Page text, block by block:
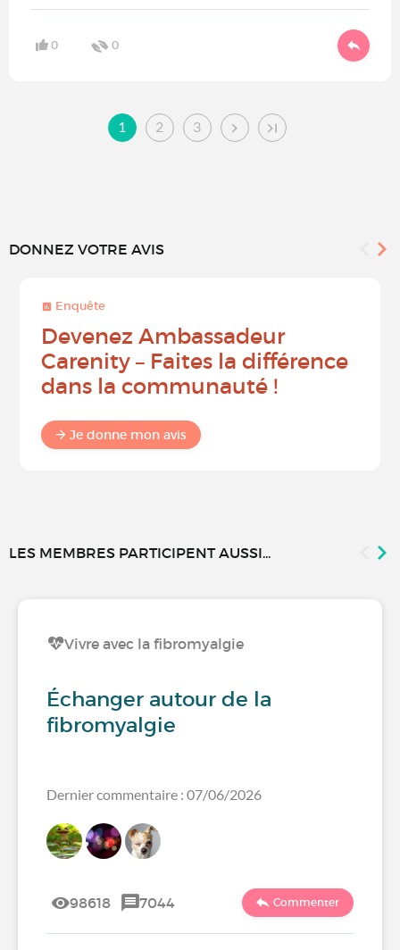
0 0
1 2 3
DONNEZ VOTRE AVIS
Enquête
Devenez Ambassadeur
Carenity – Faites la différence
dans la communauté !
Je donne mon avis
LES MEMBRES PARTICIPENT AUSSI...
Vivre avec la fibromyalgie
Échanger autour de la
fibromyalgie
Dernier commentaire : 07/06/2026
98618 7044 Commenter